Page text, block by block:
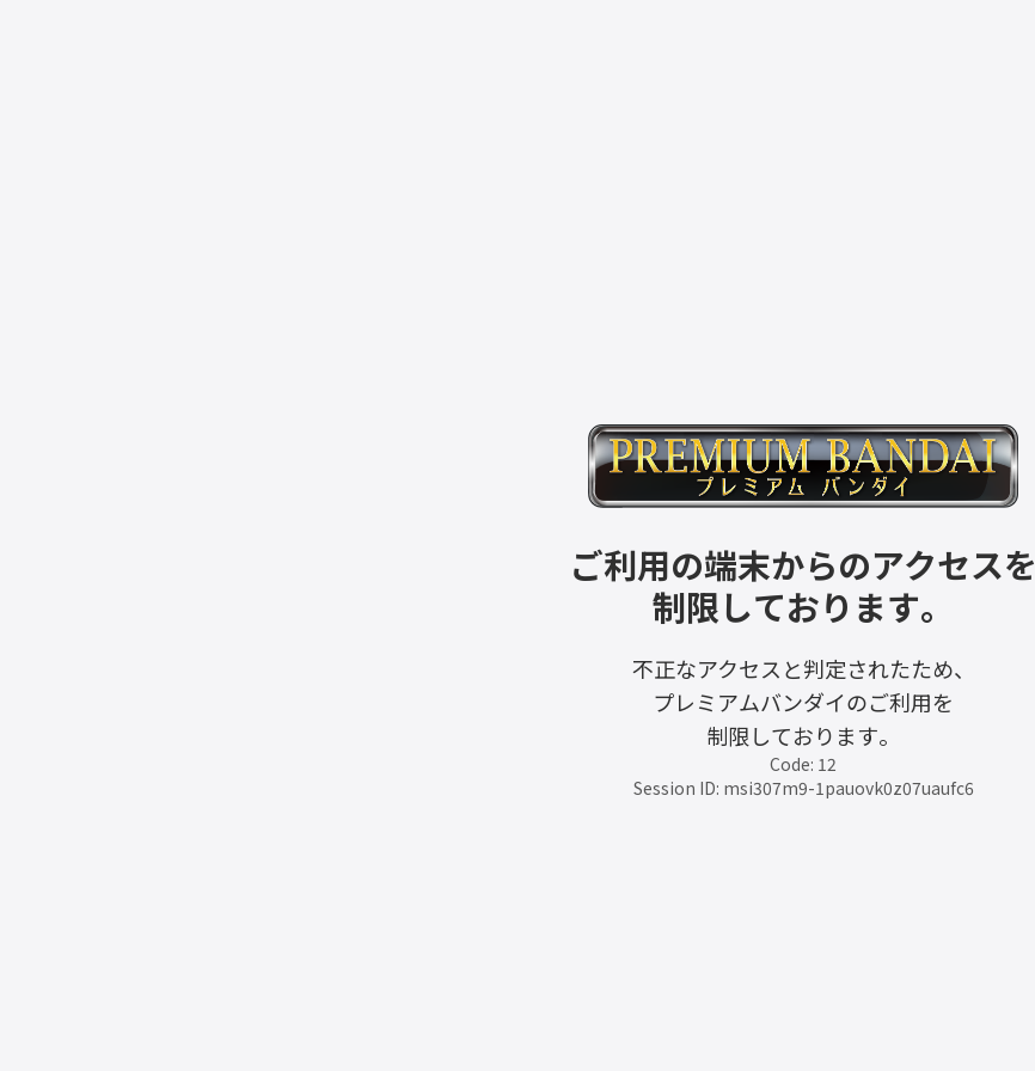
ご利用の端末からのアクセスを
制限しております。
不正なアクセスと判定されたため、
プレミアムバンダイのご利用を
制限しております。
Code: 12
Session ID: msi307m9-1pauovk0z07uaufc6